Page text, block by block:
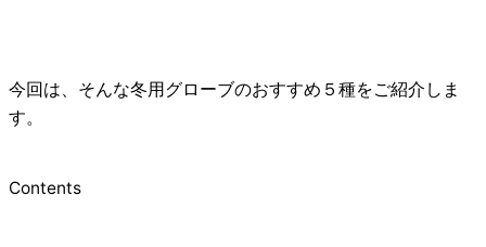
今回は、そんな冬用グローブのおすすめ５種をご紹介しま
す。
Contents